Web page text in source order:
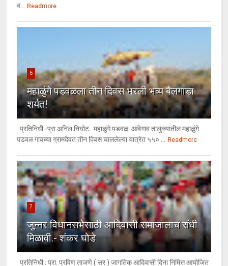
व... Readmore
6
महाळुंगे पडवळला तीन दिवस भरली भव्य बैलगाडा
शर्यत!
प्रतिनिधी -प्रा.अनिल निघोट महाळुंगे पडवळ आंबेगाव तालुक्यातील महाळुंगे
पडवळ गावच्या ग्रामदैवत तीन दिवस चाललेल्या यात्रेत ५५० ... Readmore
7
जुन्नर विधानसभेसाठी आदिवासी समाजालाच संधी
मिळावी.- शंकर घोडे
प्रतिनिधी : प्रा. प्रविण ताजणे ( सर ) जागतिक आदिवासी दिना निमित्त आयोजित